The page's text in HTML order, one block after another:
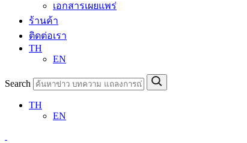
เอกสารเผยแพร่
ร้านค้า
ติดต่อเรา
TH
EN
Search
TH
EN